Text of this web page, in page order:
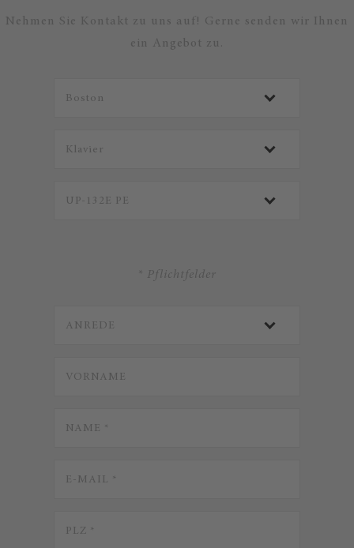
Nehmen Sie Kontakt zu uns auf! Gerne senden wir Ihnen
ein Angebot zu.
* Pflichtfelder